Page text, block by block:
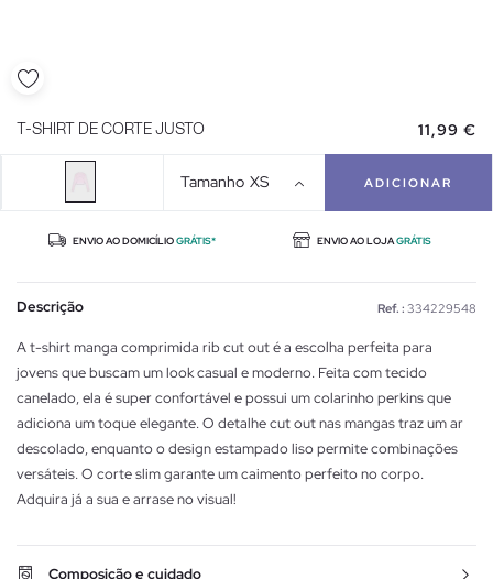
T-SHIRT DE CORTE JUSTO 11,99 €
Tamanho XS ADICIONAR
ENVIO AO DOMICÍLIOGRÁTIS* ENVIO AO LOJAGRÁTIS
Descrição Ref. : 334229548
A t-shirt manga comprimida rib cut out é a escolha perfeita para
jovens que buscam um look casual e moderno. Feita com tecido
canelado, ela é super confortável e possui um colarinho perkins que
adiciona um toque elegante. O detalhe cut out nas mangas traz um ar
descolado, enquanto o design estampado liso permite combinações
versáteis. O corte slim garante um caimento perfeito no corpo.
Adquira já a sua e arrase no visual!
Composição e cuidado